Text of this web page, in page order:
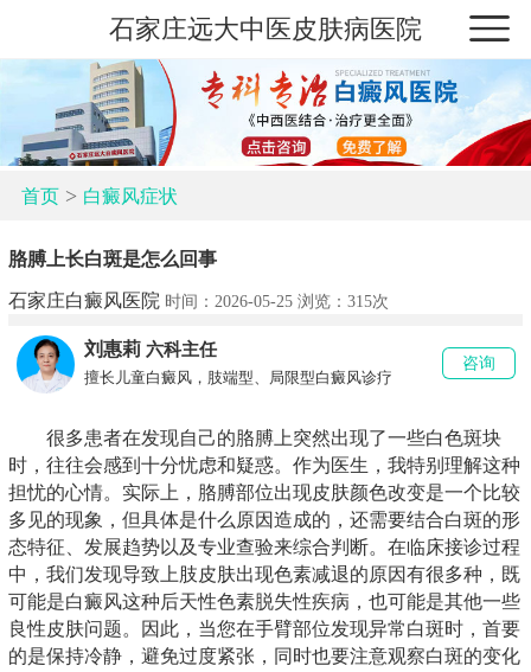
石家庄远大中医皮肤病医院
首页> 白癜风症状
胳膊上长白斑是怎么回事
石家庄白癜风医院 时间：2026-05-25 浏览： 315次
刘惠莉 六科主任
擅长儿童白癜风，肢端型、局限型白癜风诊疗
咨询
很多患者在发现自己的胳膊上突然出现了一些白色斑块
时，往往会感到十分忧虑和疑惑。作为医生，我特别理解这种
担忧的心情。实际上，胳膊部位出现皮肤颜色改变是一个比较
多见的现象，但具体是什么原因造成的，还需要结合白斑的形
态特征、发展趋势以及专业查验来综合判断。在临床接诊过程
中，我们发现导致上肢皮肤出现色素减退的原因有很多种，既
可能是白癜风这种后天性色素脱失性疾病，也可能是其他一些
良性皮肤问题。因此，当您在手臂部位发现异常白斑时，首要
的是保持冷静，避免过度紧张，同时也要注意观察白斑的变化